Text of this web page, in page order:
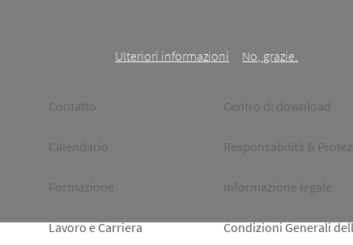
Ulteriori informazioni No, grazie.
Footer
left
Contatto
Calendario
Formazione
Lavoro e Carriera
Footer
right
Centro di download
Responsabilità &
Informazione legale
Condizioni Generali